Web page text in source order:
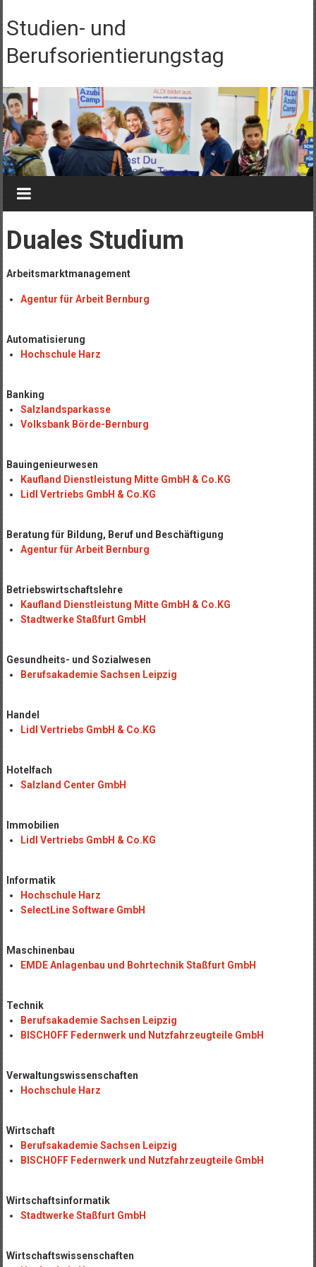
Studien- und
Berufsorientierungstag
Duales Studium
Arbeitsmarktmanagement
Agentur für Arbeit Bernburg
Automatisierung
Hochschule Harz
Banking
Salzlandsparkasse
Volksbank Börde-Bernburg
Bauingenieurwesen
Kaufland Dienstleistung Mitte GmbH & Co.KG
Lidl Vertriebs GmbH & Co.KG
Beratung für Bildung, Beruf und Beschäftigung
Agentur für Arbeit Bernburg
Betriebswirtschaftslehre
Kaufland Dienstleistung Mitte GmbH & Co.KG
Stadtwerke Staßfurt GmbH
Gesundheits- und Sozialwesen
Berufsakademie Sachsen Leipzig
Handel
Lidl Vertriebs GmbH & Co.KG
Hotelfach
Salzland Center GmbH
Immobilien
Lidl Vertriebs GmbH & Co.KG
Informatik
Hochschule Harz
SelectLine Software GmbH
Maschinenbau
EMDE Anlagenbau und Bohrtechnik Staßfurt GmbH
Technik
Berufsakademie Sachsen Leipzig
BISCHOFF Federnwerk und Nutzfahrzeugteile GmbH
Verwaltungswissenschaften
Hochschule Harz
Wirtschaft
Berufsakademie Sachsen Leipzig
BISCHOFF Federnwerk und Nutzfahrzeugteile GmbH
Wirtschaftsinformatik
Stadtwerke Staßfurt GmbH
Wirtschaftswissenschaften